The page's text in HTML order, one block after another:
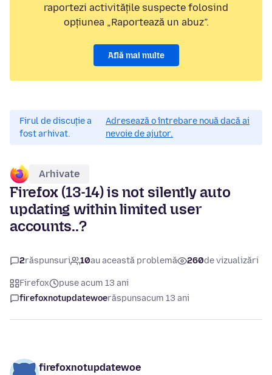
raportezi activitățile suspecte folosind
opțiunea „Raportează un abuz”.
Află mai multe
Firul de discuție a
fost arhivat.
Adresează o întrebare nouă dacă ai
nevoie de ajutor.
Arhivate
Firefox (13-14) is not silently auto
updating within limited user
accounts..?
2răspunsuri 10au această problemă 260de vizualizări
Firefox
puse acum 13 ani
firefoxnotupdatewoerăspunsacum 13 ani
firefoxnotupdatewoe